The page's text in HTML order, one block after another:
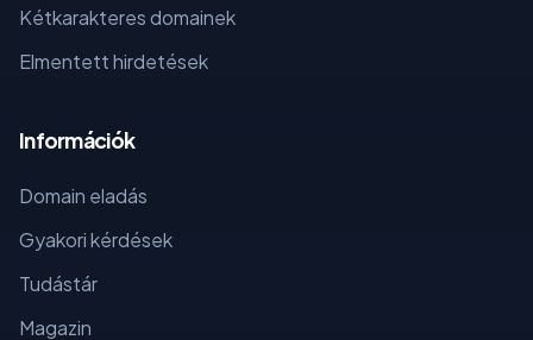
Kétkarakteres domainek
Elmentett hirdetések
Információk
Domain eladás
Gyakori kérdések
Tudástár
Magazin